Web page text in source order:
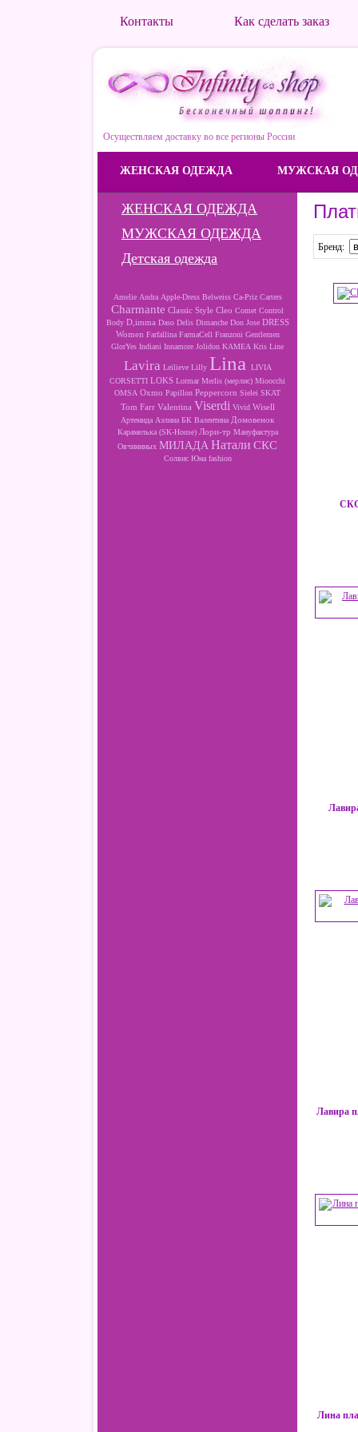
Контакты Как сделать заказ
Осуществляем доставку во все регионы России
ЖЕНСКАЯ ОДЕЖДА МУЖСКАЯ
ЖЕНСКАЯ ОДЕЖДА
МУЖСКАЯ ОДЕЖДА
Детская одежда
Amelie Andra Apple-Dress Belweiss Ca-Priz Carters
Charmante Classic Style Cleo Comet Control
Body D,imma Daso Delis Dimanche Don Jose DRESS
Women Farfallina FarmaCell Franzoni Gentlemen
GlorYes Indiani Innamore Jolidon KAMEA Kris Line
Lavira Leilieve Lilly Lina
LIVIA
CORSETTI LOKS Lormar Merlis (мерлис) Mioocchi
OMSA Oxmo Papillon Peppercorn Sielei SKAT
Tom Farr Valentina Viserdi Vivid Wisell
Артемида Аэлина БК Валентина Домовенок
Карамелька (SK-House) Лори-тр Мануфактура
Овчининых МИЛАДА Натали СКС
Солвис Юна fashion
Бренд:
СКС
Лавира
Лина